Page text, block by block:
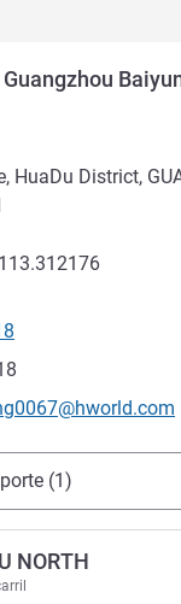
HuaDu District,
de contacto
(1)
NORTH